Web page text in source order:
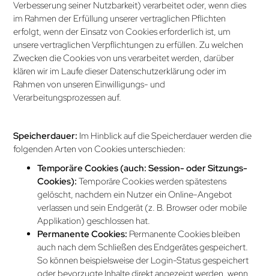
Verbesserung seiner Nutzbarkeit) verarbeitet oder, wenn dies
im Rahmen der Erfüllung unserer vertraglichen Pflichten
erfolgt, wenn der Einsatz von Cookies erforderlich ist, um
unsere vertraglichen Verpflichtungen zu erfüllen. Zu welchen
Zwecken die Cookies von uns verarbeitet werden, darüber
klären wir im Laufe dieser Datenschutz­erklärung oder im
Rahmen von unseren Einwilligungs- und
Verarbeitungsprozessen auf.
Speicherdauer: Im Hinblick auf die Speicherdauer werden die
folgenden Arten von Cookies unterschieden:
Temporäre Cookies (auch: Session- oder Sitzungs-
Cookies): Temporäre Cookies werden spätestens
gelöscht, nachdem ein Nutzer ein Online-Angebot
verlassen und sein Endgerät (z. B. Browser oder mobile
Applikation) geschlossen hat.
Permanente Cookies: Permanente Cookies bleiben
auch nach dem Schließen des Endgerätes gespeichert.
So können beispielsweise der Login-Status gespeichert
oder bevorzugte Inhalte direkt angezeigt werden, wenn